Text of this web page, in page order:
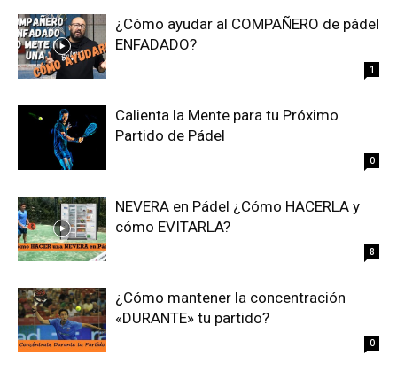
¿Cómo ayudar al COMPAÑERO de pádel
ENFADADO?
1
Calienta la Mente para tu Próximo
Partido de Pádel
0
NEVERA en Pádel ¿Cómo HACERLA y
cómo EVITARLA?
8
¿Cómo mantener la concentración
«DURANTE» tu partido?
0